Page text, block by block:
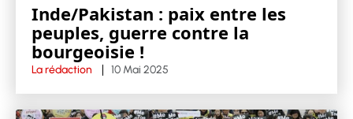
Inde/Pakistan : paix entre les
peuples, guerre contre la
bourgeoisie !
La rédaction 10 Mai 2025